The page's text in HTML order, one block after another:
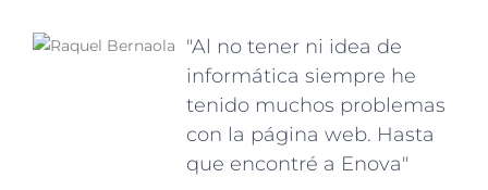
"Al no tener ni idea de
informática siempre he
tenido muchos problemas
con la página web. Hasta
que encontré a Enova"